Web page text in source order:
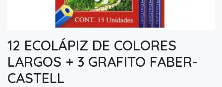
12 ECOLÁPIZ DE COLORES
LARGOS + 3 GRAFITO FABER-
CASTELL